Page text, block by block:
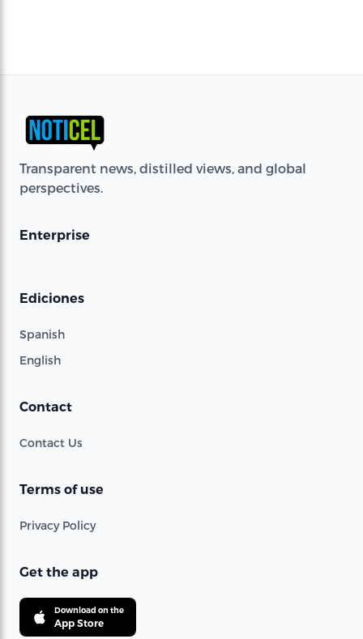
Transparent news, distilled views, and global
perspectives.
Enterprise
Ediciones
Spanish
English
Contact
Contact Us
Terms of use
Privacy Policy
Get the app
Download on the
App Store